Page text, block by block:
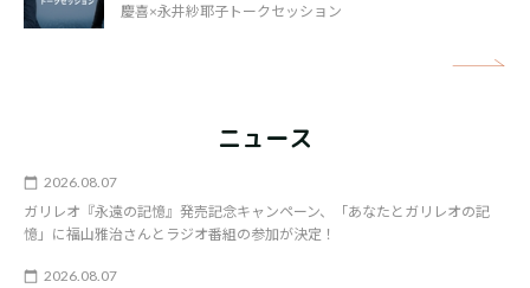
慶喜×永井紗耶子トークセッション
ニュース
2026.08.07
ガリレオ『永遠の記憶』発売記念キャンペーン、「あなたとガリレオの記
憶」に福山雅治さんとラジオ番組の参加が決定！
2026.08.07